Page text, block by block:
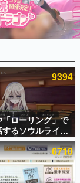
9394
ローリング」で
るソウルライク
早川さんはソウ
公開。返事に失
DIED」
6710